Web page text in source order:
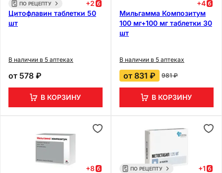
ПО РЕЦЕПТУ +2
Цитофлавин таблетки 50
шт
В наличии в 5 аптеках
от 578 ₽
В КОРЗИНУ
+4
Мильгамма Композитум
100 мг+100 мг таблетки 30
шт
В наличии в 5 аптеках
от 831 ₽ 981 ₽
В КОРЗИНУ
+8
ПО РЕЦЕПТУ +1